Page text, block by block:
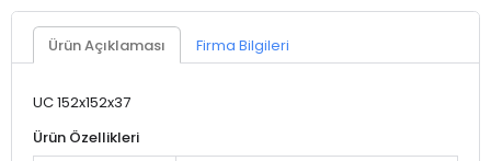
Ürün Açıklaması Firma Bilgileri
UC 152x152x37
Ürün Özellikleri